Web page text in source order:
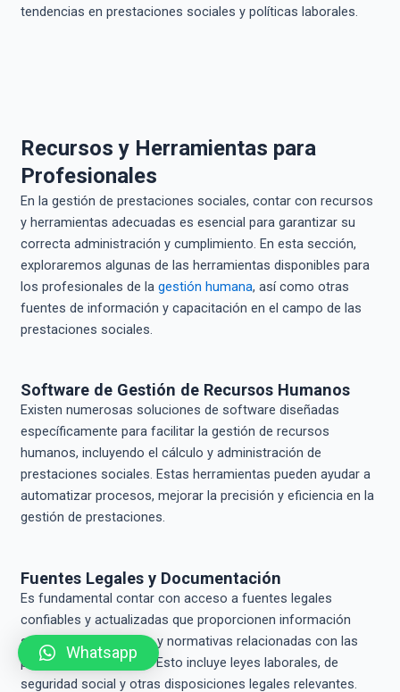
tendencias en prestaciones sociales y políticas laborales.
Recursos y Herramientas para
Profesionales
En la gestión de prestaciones sociales, contar con recursos
y herramientas adecuadas es esencial para garantizar su
correcta administración y cumplimiento. En esta sección,
exploraremos algunas de las herramientas disponibles para
los profesionales de la gestión humana, así como otras
fuentes de información y capacitación en el campo de las
prestaciones sociales.
Software de Gestión de Recursos Humanos
Existen numerosas soluciones de software diseñadas
específicamente para facilitar la gestión de recursos
humanos, incluyendo el cálculo y administración de
prestaciones sociales. Estas herramientas pueden ayudar a
automatizar procesos, mejorar la precisión y eficiencia en la
gestión de prestaciones.
Fuentes Legales y Documentación
Es fundamental contar con acceso a fuentes legales
confiables y actualizadas que proporcionen información
sobre las regulaciones y normativas relacionadas con las
prestaciones sociales. Esto incluye leyes laborales, de
seguridad social y otras disposiciones legales relevantes.
Whatsapp